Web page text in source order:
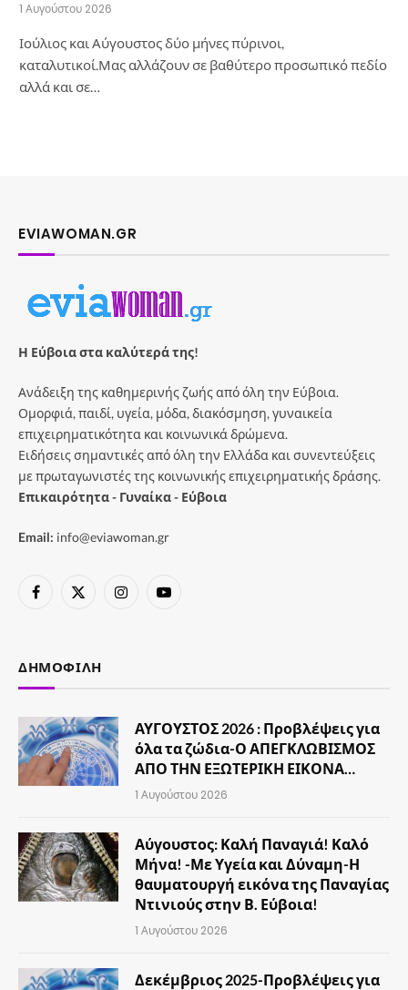
1 Αυγούστου 2026
Ιούλιος και Αύγουστος δύο μήνες πύρινοι,
καταλυτικοί.Μας αλλάζουν σε βαθύτερο προσωπικό πεδίο
αλλά και σε…
EVIAWOMAN.GR
Η Εύβοια στα καλύτερά της!
Ανάδειξη της καθημερινής ζωής από όλη την Εύβοια.
Ομορφιά, παιδί, υγεία, μόδα, διακόσμηση, γυναικεία
επιχειρηματικότητα και κοινωνικά δρώμενα.
Ειδήσεις σημαντικές από όλη την Ελλάδα και συνεντεύξεις
με πρωταγωνιστές της κοινωνικής επιχειρηματικής δράσης.
Επικαιρότητα - Γυναίκα - Εύβοια
Email: info@eviawoman.gr
Facebook
X
InstagramYouTube
ΔΗΜΟΦΙΛΉ
ΑΥΓΟΥΣΤΟΣ 2026 : Προβλέψεις για
όλα τα ζώδια-Ο ΑΠΕΓΚΛΩΒΙΣΜΟΣ
ΑΠΟ ΤΗΝ ΕΞΩΤΕΡΙΚΗ ΕΙΚΟΝΑ…
1 Αυγούστου 2026
Αύγουστος: Καλή Παναγιά! Καλό
Μήνα! -Με Υγεία και Δύναμη-Η
θαυματουργή εικόνα της Παναγίας
Ντινιούς στην Β. Εύβοια!
1 Αυγούστου 2026
Δεκέμβριος 2025-Προβλέψεις για